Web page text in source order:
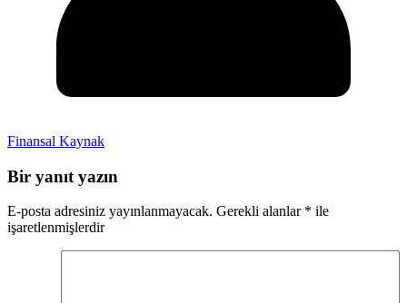
Finansal Kaynak
Bir yanıt yazın
E-posta adresiniz yayınlanmayacak. Gerekli alanlar * ile
işaretlenmişlerdir